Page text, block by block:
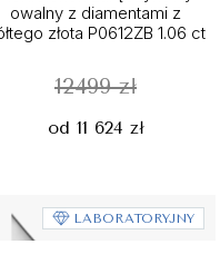
owalny z diamentami z
złota P0612ZB 1.06 ct
12499 zł
od 11 624 zł
LABORATORYJNY